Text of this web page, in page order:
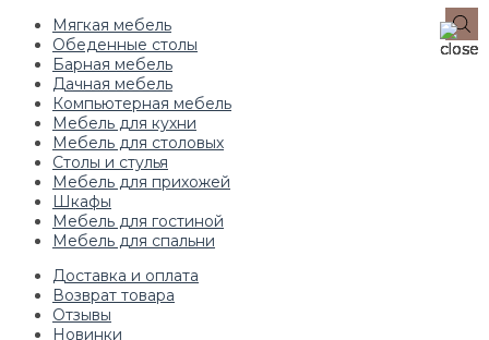
Мягкая мебель
Обеденные столы
Барная мебель
Дачная мебель
Компьютерная мебель
Мебель для кухни
Мебель для столовых
Столы и стулья
Мебель для прихожей
Шкафы
Мебель для гостиной
Мебель для спальни
Доставка и оплата
Возврат товара
Отзывы
Новинки